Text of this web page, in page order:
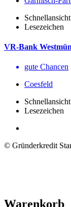
Schnellansicht
Lesezeichen
VR-Bank
gute Chancen
Coesfeld
Schnellansicht
Lesezeichen
© Gründerkredit
Warenkorb